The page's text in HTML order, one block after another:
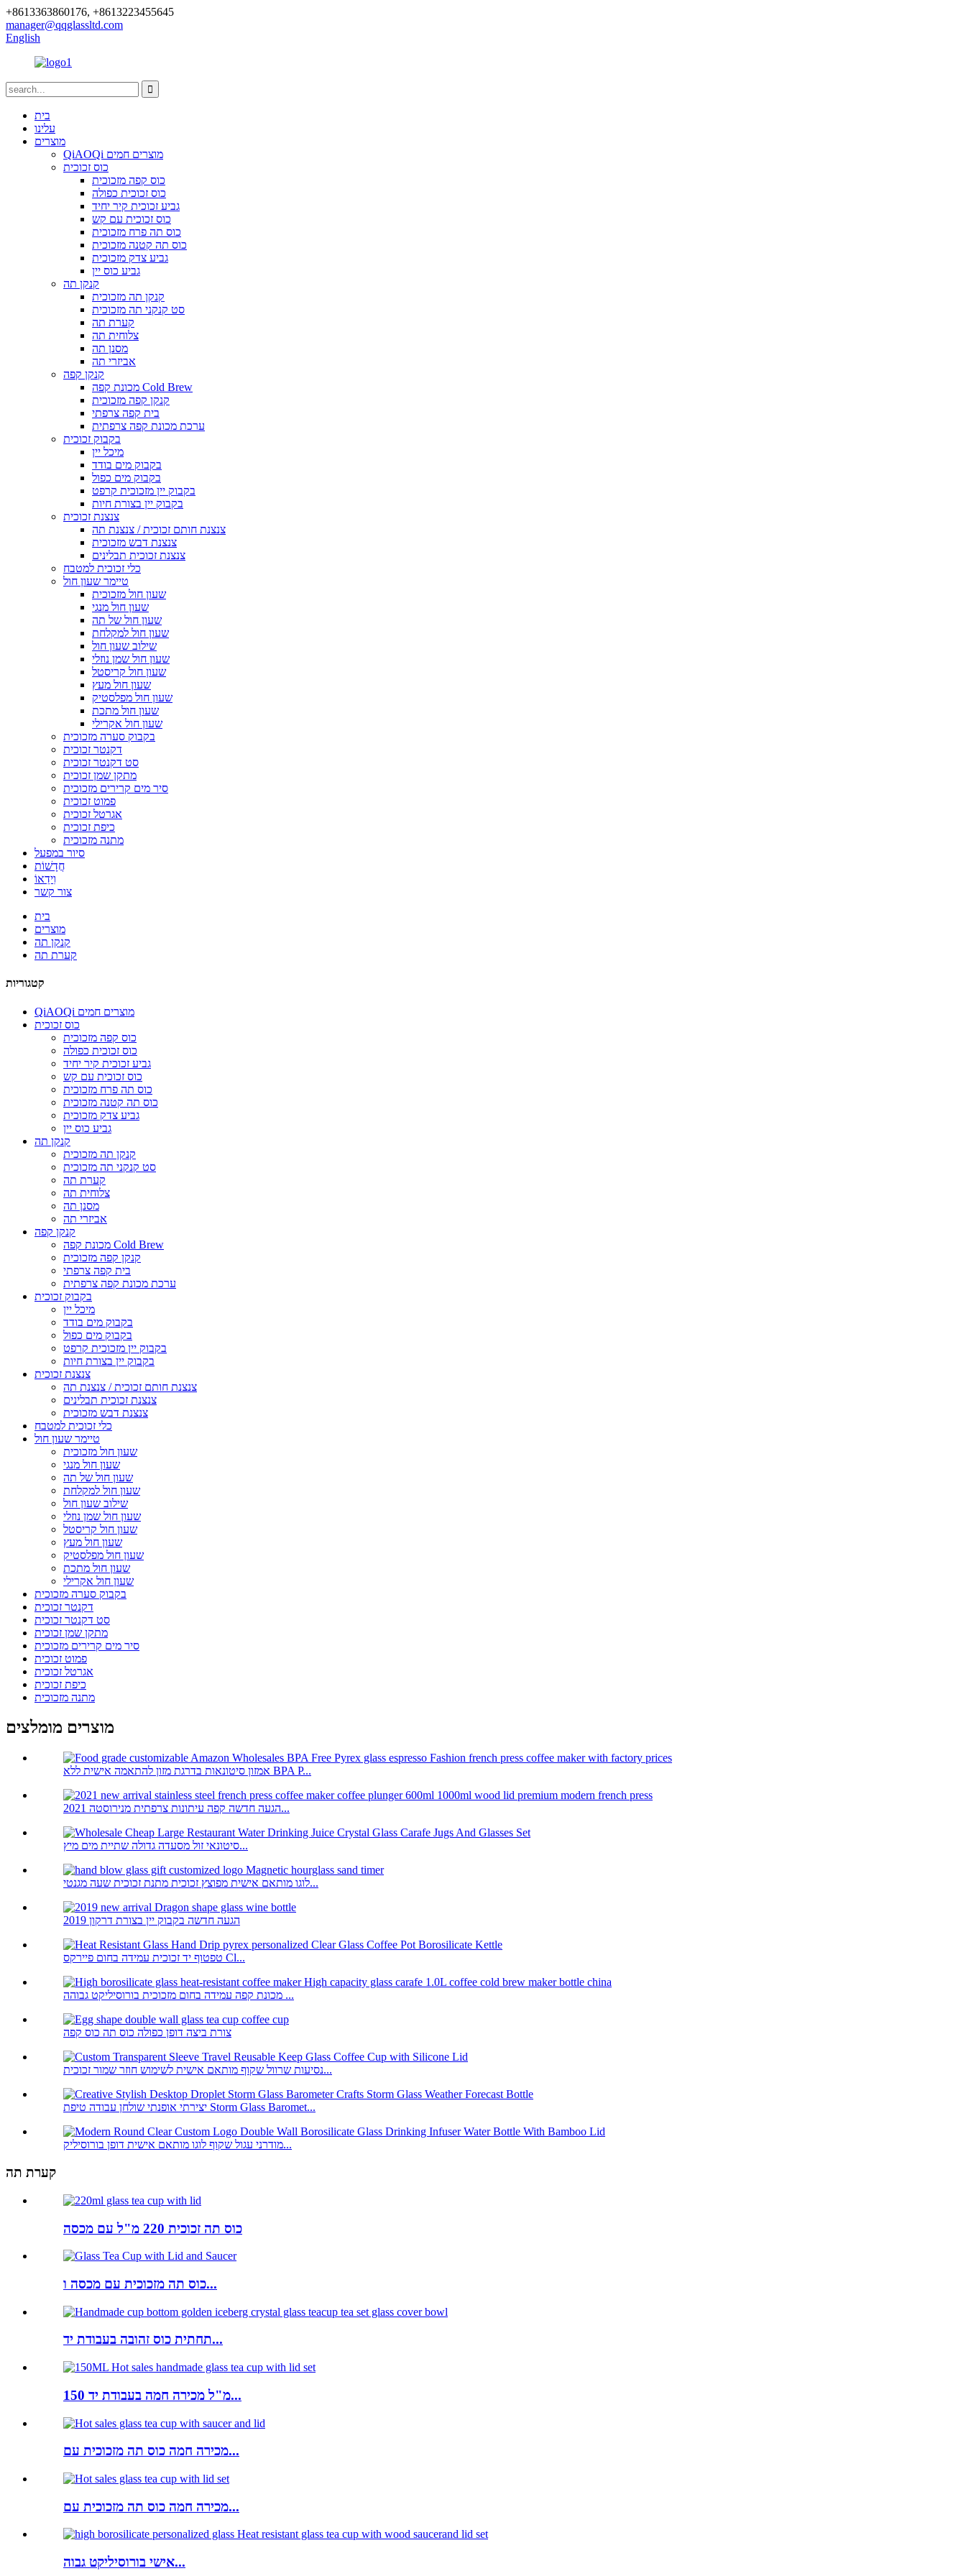
+8613363860176, +8613223455645
manager@qqglassltd.com
English
בית
עלינו
מוצרים
QiAOQi מוצרים חמים
כוס זכוכית
כוס קפה מזכוכית
כוס זכוכית כפולה
גביע זכוכית קיר יחיד
כוס זכוכית עם קש
כוס תה פרח מזכוכית
כוס תה קטנה מזכוכית
גביע צדק מזכוכית
גביע כוס יין
קנקן תה
קנקן תה מזכוכית
סט קנקני תה מזכוכית
קערת תה
צלוחית תה
מסנן תה
אביזרי תה
קנקן קפה
מכונת קפה Cold Brew
קנקן קפה מזכוכית
בית קפה צרפתי
ערכת מכונת קפה צרפתית
בקבוק זכוכית
מיכל יין
בקבוק מים בודד
בקבוק מים כפול
בקבוק יין מזכוכית קרפט
בקבוק יין בצורת חיות
צנצנת זכוכית
צנצנת חותם זכוכית / צנצנת תה
צנצנת דבש מזכוכית
צנצנת זכוכית תבלינים
כלי זכוכית למטבח
טיימר שעון חול
שעון חול מזכוכית
שעון חול מנגי
שעון חול של תה
שעון חול למקלחת
שילוב שעון חול
שעון חול שמן נוזלי
שעון חול קריסטל
שעון חול מעץ
שעון חול מפלסטיק
שעון חול מתכת
שעון חול אקרילי
בקבוק סערה מזכוכית
דקנטר זכוכית
סט דקנטר זכוכית
מתקן שמן זכוכית
סיר מים קרירים מזכוכית
פמוט זכוכית
אגרטל זכוכית
כיפת זכוכית
מתנה מזכוכית
סיור במפעל
חֲדָשׁוֹת
וִידֵאוֹ
צור קשר
בית
מוצרים
קנקן תה
קערת תה
קטגוריות
QiAOQi מוצרים חמים
כוס זכוכית
כוס קפה מזכוכית
כוס זכוכית כפולה
גביע זכוכית קיר יחיד
כוס זכוכית עם קש
כוס תה פרח מזכוכית
כוס תה קטנה מזכוכית
גביע צדק מזכוכית
גביע כוס יין
קנקן תה
קנקן תה מזכוכית
סט קנקני תה מזכוכית
קערת תה
צלוחית תה
מסנן תה
אביזרי תה
קנקן קפה
מכונת קפה Cold Brew
קנקן קפה מזכוכית
בית קפה צרפתי
ערכת מכונת קפה צרפתית
בקבוק זכוכית
מיכל יין
בקבוק מים בודד
בקבוק מים כפול
בקבוק יין מזכוכית קרפט
בקבוק יין בצורת חיות
צנצנת זכוכית
צנצנת חותם זכוכית / צנצנת תה
צנצנת זכוכית תבלינים
צנצנת דבש מזכוכית
כלי זכוכית למטבח
טיימר שעון חול
שעון חול מזכוכית
שעון חול מנגי
שעון חול של תה
שעון חול למקלחת
שילוב שעון חול
שעון חול שמן נוזלי
שעון חול קריסטל
שעון חול מעץ
שעון חול מפלסטיק
שעון חול מתכת
שעון חול אקרילי
בקבוק סערה מזכוכית
דקנטר זכוכית
סט דקנטר זכוכית
מתקן שמן זכוכית
סיר מים קרירים מזכוכית
פמוט זכוכית
אגרטל זכוכית
כיפת זכוכית
מתנה מזכוכית
מוצרים מומלצים
אמזון סיטונאות בדרגת מזון להתאמה אישית ללא BPA P...
2021 הגעה חדשה קפה עיתונות צרפתית מנירוסטה...
סיטונאי זול מסעדה גדולה שתיית מים מיץ...
לוגו מותאם אישית מפוצץ זכוכית מתנת זכוכית שעה מגנטי...
2019 הגעה חדשה בקבוק יין בצורת דרקון
טפטוף יד זכוכית עמידה בחום פיירקס Cl...
מכונת קפה עמידה בחום מזכוכית בורוסיליקט גבוהה ...
צורת ביצה דופן כפולה כוס תה כוס קפה
נסיעות שרוול שקוף מותאם אישית לשימוש חוזר שמור זכוכית...
יצירתי אופנתי שולחן עבודה טיפת Storm Glass Baromet...
מודרני עגול שקוף לוגו מותאם אישית דופן בורוסיליק...
קערת תה
כוס תה זכוכית 220 מ"ל עם מכסה
כוס תה מזכוכית עם מכסה ו...
תחתית כוס זהובה בעבודת יד...
150 מ"ל מכירה חמה בעבודת יד...
מכירה חמה כוס תה מזכוכית עם...
מכירה חמה כוס תה מזכוכית עם...
אישי בורוסיליקט גבוה...